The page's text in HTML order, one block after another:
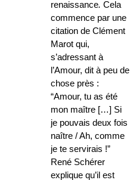
renaissance. Cela
commence par une
citation de Clément
Marot qui,
s’adressant à
l’Amour, dit à peu de
chose près :
“Amour, tu as été
mon maître […] Si
je pouvais deux fois
naître / Ah, comme
je te servirais !”
René Schérer
explique qu’il est